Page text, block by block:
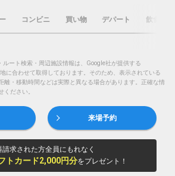
コンビニ 買い物 デパート 飲食店
ルート検索・周辺施設情報は、Google社が提供する
に合わせて取得しております。そのため、表示されている
離・移動時間などは実際と異なる場合があります。正確な情
ください。
来場予約
請求された方全員にもれなく
トカード2,000円分をプレゼント！